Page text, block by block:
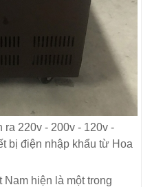
ra 220v - 200v - 120v -
bị điện nhập khẩu từ Hoa
hiện là một trong